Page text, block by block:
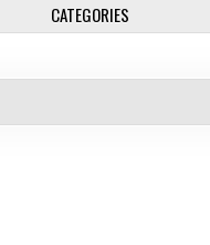
CATEGORIES